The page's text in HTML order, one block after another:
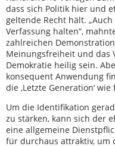
dass sich Politik hier und
geltende Recht hält.
Verfassung halten“,
zahlreichen
Meinungsfreiheit und das
Demokratie heilig sein.
konsequent Anwendung
die ‚Letzte Generation‘
Um die Identifikation
zu stärken, kann sich der
eine allgemeine
für durchaus attraktiv, um